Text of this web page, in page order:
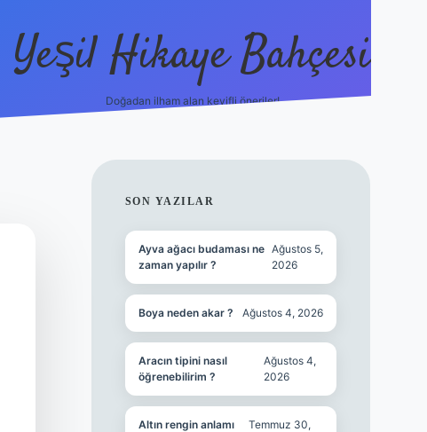
Yeşil Hikaye Bahçesi
Doğadan ilham alan keyifli öneriler!
SIDEBAR
SON YAZILAR
Ayva ağacı budaması ne
zaman yapılır ?
Ağustos 5,
2026
Boya neden akar ? Ağustos 4, 2026
Aracın tipini nasıl
öğrenebilirim ?
Ağustos 4,
2026
Altın rengin anlamı
Temmuz 30,
en